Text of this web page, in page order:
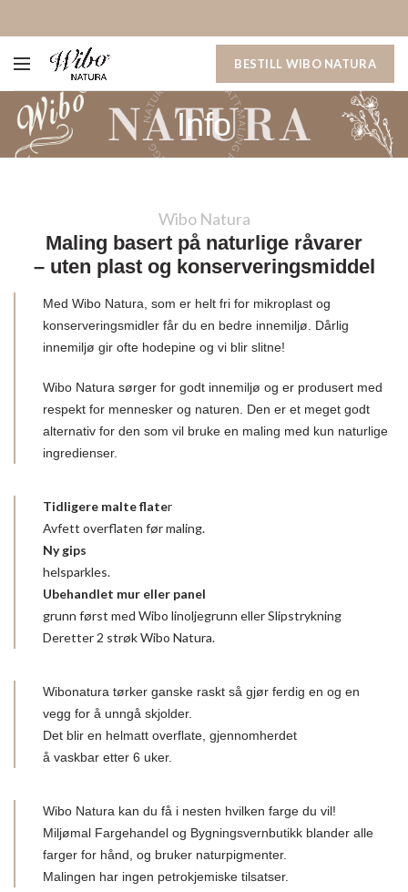
BESTILL WIBO NATURA
Info
Wibo Natura
Maling basert på naturlige råvarer
– uten plast og konserveringsmiddel
Med Wibo Natura, som er helt fri for mikroplast og
konserveringsmidler får du en bedre innemiljø. Dårlig
innemiljø gir ofte hodepine og vi blir slitne!
Wibo Natura sørger for godt innemiljø og er produsert med
respekt for mennesker og naturen. Den er et meget godt
alternativ for den som vil bruke en maling med kun naturlige
ingredienser.
Tidligere malte flater
Avfett overflaten før maling.
Ny gips
helsparkles.
Ubehandlet mur eller panel
grunn først med Wibo linoljegrunn eller Slipstrykning
Deretter 2 strøk Wibo Natura.
Wibonatura tørker ganske raskt så gjør ferdig en og en
vegg for å unngå skjolder.
Det blir en helmatt overflate, gjennomherdet
å vaskbar etter 6 uker.
Wibo Natura kan du få i nesten hvilken farge du vil!
Miljømal Fargehandel og Bygningsvernbutikk blander alle
farger for hånd, og bruker naturpigmenter.
Malingen har ingen petrokjemiske tilsatser.